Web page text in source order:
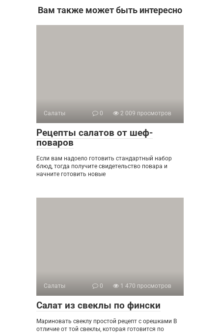
Вам также может быть интересно
Салаты 0 2 009 просмотров
Рецепты салатов от шеф-
поваров
Если вам надоело готовить стандартный набор
блюд, тогда получите свидетельство повара и
начните готовить новые
Салаты 0 1 470 просмотров
Салат из свеклы по фински
Мариновать свеклу простой рецепт с орешками В
отличие от той свеклы, которая готовится по